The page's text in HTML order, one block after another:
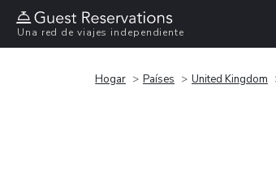
Una red de viajes independiente
Hogar Países United Kingdom